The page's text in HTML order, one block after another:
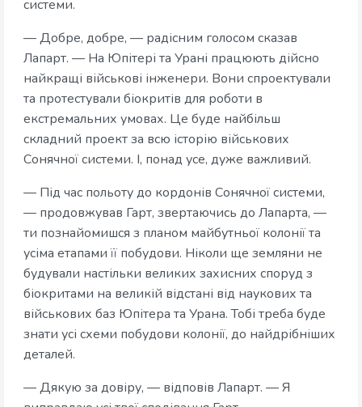
системи.
— Добре, добре, — радісним голосом сказав
Лапарт. — На Юпітері та Урані працюють дійсно
найкращі військові інженери. Вони спроектували
та протестували біокритів для роботи в
екстремальних умовах. Це буде найбільш
складний проект за всю історію військових
Сонячної системи. І, понад усе, дуже важливий.
— Під час польоту до кордонів Сонячної системи,
— продовжував Гарт, звертаючись до Лапарта, —
ти познайомишся з планом майбутньої колонії та
усіма етапами її побудови. Ніколи ще земляни не
будували настільки великих захисних споруд з
біокритами на великій відстані від наукових та
військових баз Юпітера та Урана. Тобі треба буде
знати усі схеми побудови колонії, до найдрібніших
деталей.
— Дякую за довіру, — відповів Лапарт. — Я